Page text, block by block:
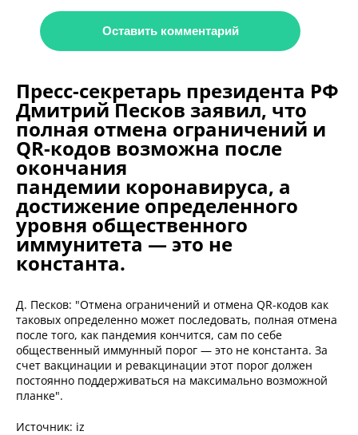
Оставить комментарий
Пресс-секретарь президента РФ
Дмитрий Песков заявил, что
полная отмена ограничений и
QR-кодов возможна после
окончания
пандемии коронавируса, а
достижение определенного
уровня общественного
иммунитета — это не
константа.
Д. Песков: "Отмена ограничений и отмена QR-кодов как
таковых определенно может последовать, полная отмена
после того, как пандемия кончится, сам по себе
общественный иммунный порог — это не константа. За
счет вакцинации и ревакцинации этот порог должен
постоянно поддерживаться на максимально возможной
планке".
Источник: iz